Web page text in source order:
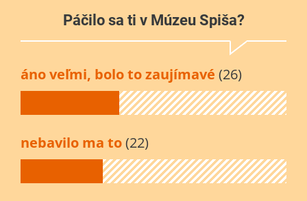
Páčilo sa ti v Múzeu Spiša?
áno veľmi, bolo to zaujímavé (26)
nebavilo ma to(22)